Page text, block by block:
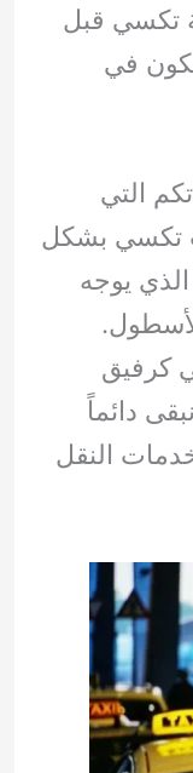
تكسي قبل
لتكون في
التي
تكسي بشكل
يوجه
كرفيق
دائماً
النقل